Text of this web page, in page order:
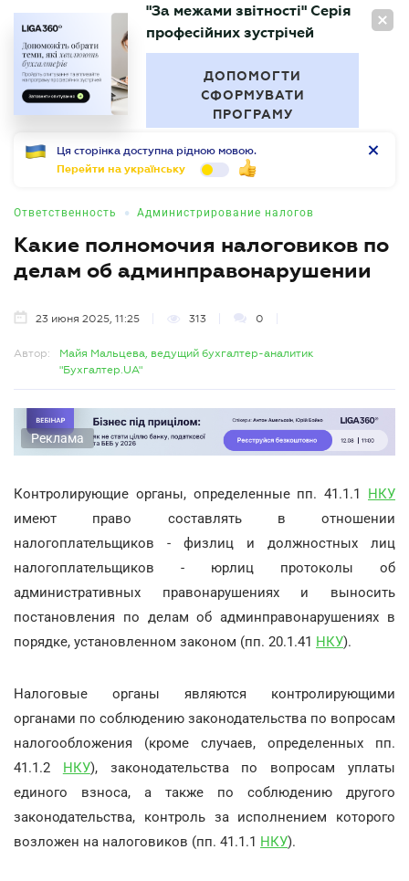
RU
БУХГАЛТЕР
"За межами звітності" Серія
професійних зустрічей
ДОПОМОГТИ
СФОРМУВАТИ
ПРОГРАМУ
Ця сторінка доступна рідною мовою.
Перейти на українську
Ответственность • Администрирование налогов
Какие полномочия налоговиков по
делам об админправонарушении
23 июня 2025, 11:25 313 0
Автор:
Майя Мальцева, ведущий бухгалтер-аналитик
"Бухгалтер.UA"
Реклама
Контролирующие органы, определенные пп. 41.1.1 НКУ
имеют право составлять в отношении
налогоплательщиков - физлиц и должностных лиц
налогоплательщиков - юрлиц протоколы об
административных правонарушениях и выносить
постановления по делам об админправонарушениях в
порядке, установленном законом (пп. 20.1.41 НКУ).
Налоговые органы являются контролирующими
органами по соблюдению законодательства по вопросам
налогообложения (кроме случаев, определенных пп.
41.1.2 НКУ), законодательства по вопросам уплаты
единого взноса, а также по соблюдению другого
законодательства, контроль за исполнением которого
возложен на налоговиков (пп. 41.1.1 НКУ).